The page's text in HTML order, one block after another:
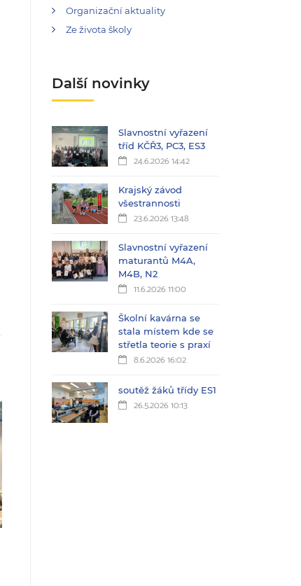
Organizační aktuality
Ze života školy
Další novinky
Slavnostní vyřazení
tříd KČŘ3, PC3, ES3
24.6.2026 14:42
Krajský závod
všestrannosti
23.6.2026 13:48
Slavnostní vyřazení
maturantů M4A,
M4B, N2
11.6.2026 11:00
Školní kavárna se
stala místem kde se
střetla teorie s praxí
8.6.2026 16:02
soutěž žáků třídy ES1
26.5.2026 10:13